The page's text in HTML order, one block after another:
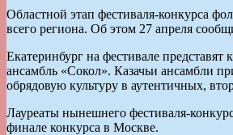
Областной этап фестиваля-конкурса
всего региона. Об этом 27 апреля
Екатеринбург на фестивале
ансамбль «Сокол». Казачьи ансамбли
обрядовую культуру в аутентичных,
Лауреаты нынешнего фестиваля-
финале конкурса в Москве.